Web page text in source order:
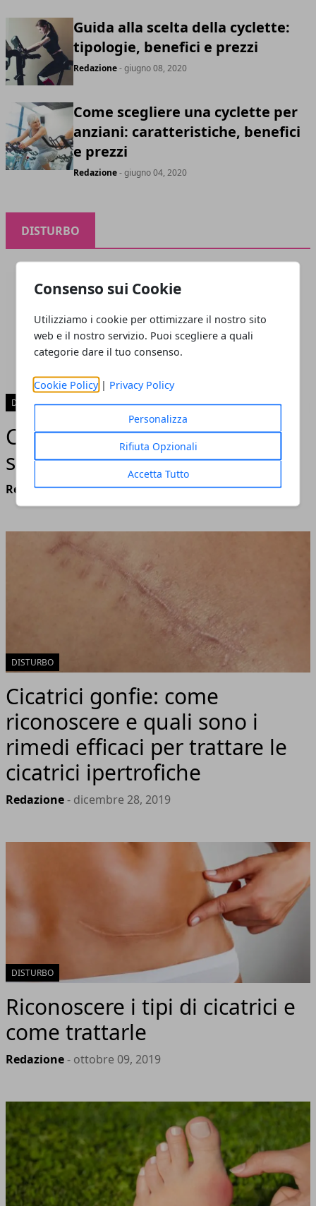
Consenso sui Cookie
Utilizziamo i cookie per ottimizzare il nostro sito
web e il nostro servizio. Puoi scegliere a quali
categorie dare il tuo consenso.
Cookie Policy | Privacy Policy
Personalizza
Rifiuta Opzionali
Accetta Tutto
Guida alla scelta della cyclette:
tipologie, benefici e prezzi
Redazione- giugno 08, 2020
Come scegliere una cyclette per
anziani: caratteristiche, benefici
e prezzi
Redazione- giugno 04, 2020
DISTURBO
DISTURBO
Cervicale: tutto quello che
serve sapere
Redazione- marzo 21, 2022
DISTURBO
Cicatrici gonfie: come
riconoscere e quali sono i
rimedi efficaci per trattare le
cicatrici ipertrofiche
Redazione- dicembre 28, 2019
DISTURBO
Riconoscere i tipi di cicatrici e
come trattarle
Redazione- ottobre 09, 2019